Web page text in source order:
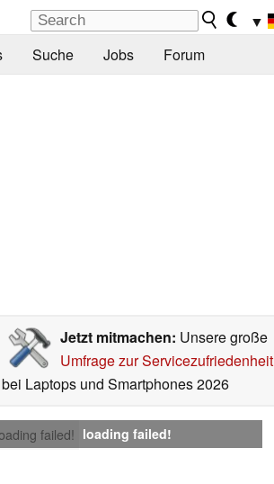
▼
Suche Jobs Forum
Jetzt mitmachen: Unsere große
Umfrage zur Servicezufriedenheit
bei Laptops und Smartphones 2026
failed! loading failed!